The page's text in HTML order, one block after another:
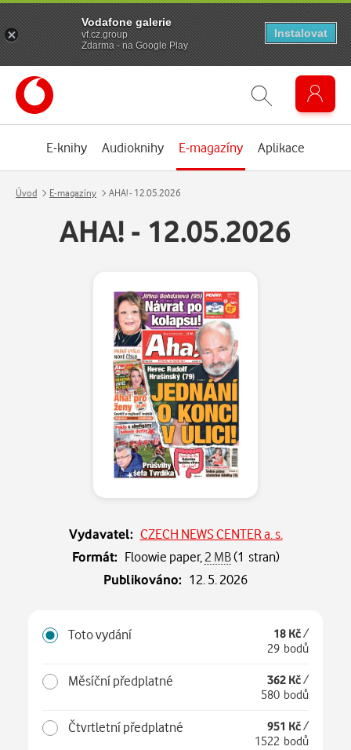
E-knihy Audioknihy E-magazíny Aplikace
Úvod E-magazíny AHA! - 12.05.2026
AHA! - 12.05.2026
Vydavatel: CZECH NEWS CENTER a. s.
Formát: Floowie paper, 2 MB(1 stran)
Publikováno: 12. 5. 2026
Toto vydání 18 Kč/
29 bodů
Měsíční předplatné 362 Kč/
580 bodů
Čtvrtletní předplatné 951 Kč/
1522 bodů
Vodafone galerie
vf.cz.group
Zdarma - na Google Play
Instalovat